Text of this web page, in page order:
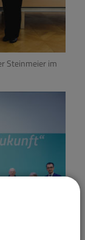
Steinmeier im